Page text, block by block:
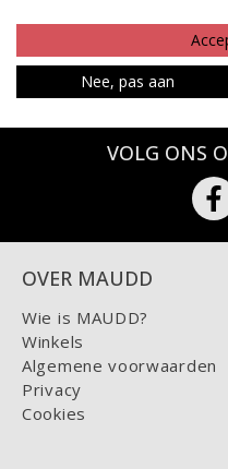
Betaalinformatie
VOLG ONS
OVER MAUDD
Wie is MAUDD?
Winkels
Algemene voorwaarden
Privacy
Cookies
Nee, pas aan